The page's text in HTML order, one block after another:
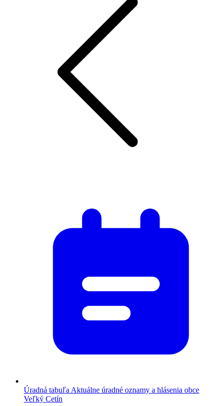
Úradná tabuľa Aktuálne úradné oznamy a hlásenia obce
Veľký Cetín